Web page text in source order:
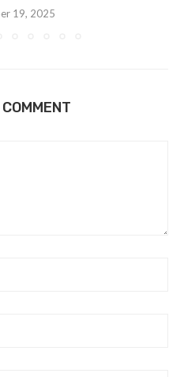
19, 2025